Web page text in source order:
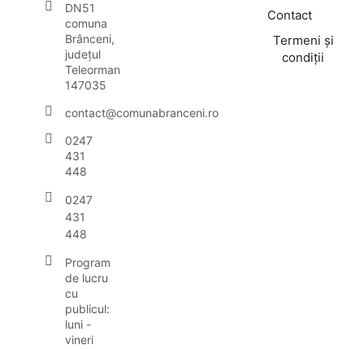
DN51
comuna
Brânceni,
județul
Teleorman
147035
contact@comunabranceni.ro
0247
431
448
0247
431
448
Program
de lucru
cu
publicul:
luni -
vineri
Contact
Termeni și
condiții